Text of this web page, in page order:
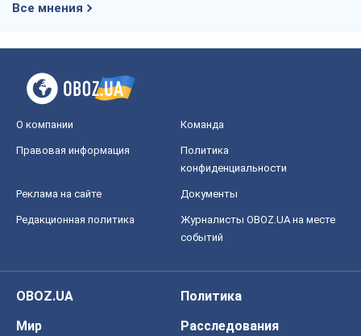
Все мнения
О компании Команда
Правовая информация
Политика
конфиденциальности
Реклама на сайте Документы
Редакционная политика
Журналисты OBOZ.UA на месте
событий
OBOZ.UA
Политика
Мир
Расследования